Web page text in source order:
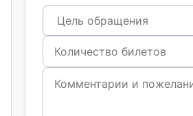
Цель обращения